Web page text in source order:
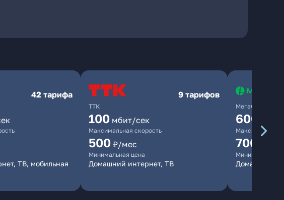
42 тарифа
ТВ, мобильная
ТТК
9 тарифов
100 мбит/сек
Максимальная скорость
500 ₽/мес
Минимальная цена
Домашний интернет, ТВ
МегаФон
600
Максимальная
700
Минимальная
Домашний